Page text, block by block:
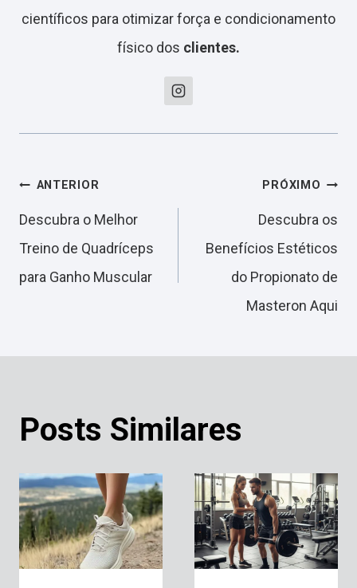
científicos para otimizar força e condicionamento
físico dos clientes.
Navegação
de
Post
ANTERIOR
Descubra o Melhor
Treino de Quadríceps
para Ganho Muscular
PRÓXIMO
Descubra os
Benefícios Estéticos
do Propionato de
Masteron Aqui
Posts Similares